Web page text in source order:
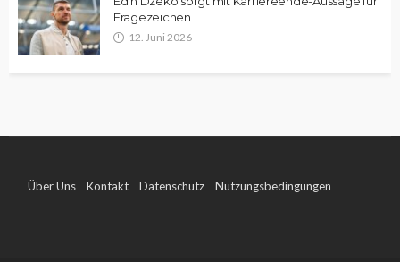
Fragezeichen
12. Juni 2026
Über Uns Kontakt Datenschutz Nutzungsbedingungen